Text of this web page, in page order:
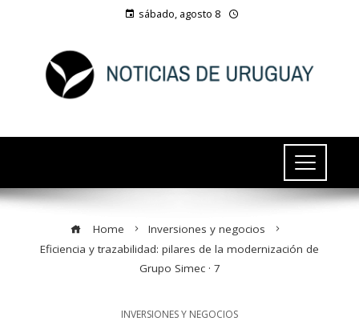
sábado, agosto 8
Home
Inversiones y negocios
Eficiencia y trazabilidad: pilares de la modernización de
Grupo Simec · 7
INVERSIONES Y NEGOCIOS